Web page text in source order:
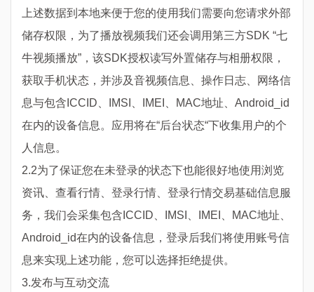
上述数据到本地来便于您的使用我们需要向您请求外部
储存权限，为了播放视频我们还会调用第三方SDK “七
牛视频播放”，该SDK授权读写外置储存与相册权限，
获取手机状态，并涉及音视频信息、操作日志、网络信
息与包含ICCID、IMSI、IMEI、MAC地址、Android_id
在内的设备信息。应用将在“后台状态“下收集用户的个
人信息。
2.2为了保证您在未登录的状态下也能很好地使用浏览
资讯、查看行情、登录行情、登录行情交易基础信息服
务，我们会采集包含ICCID、IMSI、IMEI、MAC地址、
Android_id在内的设备信息，登录后我们将使用账号信
息来实现上述功能，您可以选择拒绝提供。
3.发布与互动交流